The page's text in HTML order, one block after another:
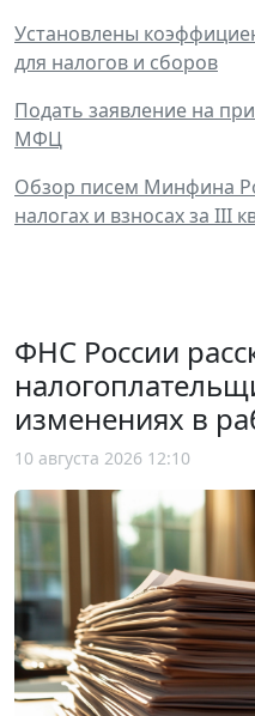
Установлены
для налогов и сборов
Подать заявление на
МФЦ
Обзор писем Минфина
налогах и взносах за III
ФНС России
изменениях в
10 августа 2026 12:10